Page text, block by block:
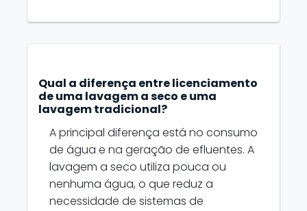
Qual a diferença entre licenciamento
de uma lavagem a seco e uma
lavagem tradicional?
A principal diferença está no consumo
de água e na geração de efluentes. A
lavagem a seco utiliza pouca ou
nenhuma água, o que reduz a
necessidade de sistemas de